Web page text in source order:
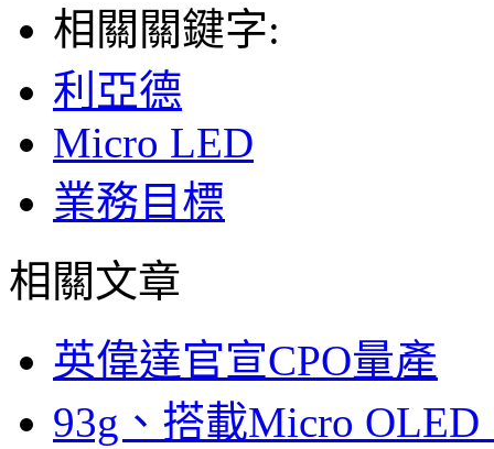
相關關鍵字:
利亞德
Micro LED
業務目標
相關文章
英偉達官宣CPO量產
93g、搭載Micro